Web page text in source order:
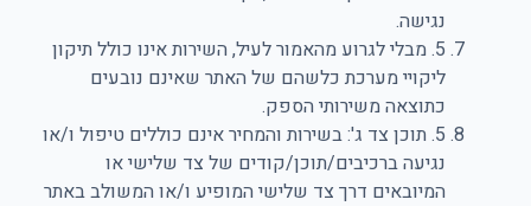
נגישה.
5. מבלי לגרוע מהאמור לעיל, השירות אינו כולל תיקון
ליקויי מערכת כלשהם של האתר שאינם נובעים
כתוצאה משירותי הספק.
5. תוכן צד ג': בשירות והמחיר אינם כוללים טיפול ו/או
נגיעה ברכיבים/תוכן/קודים של צד שלישי או
המיובאים דרך צד שלישי המופיע ו/או המשולב באתר